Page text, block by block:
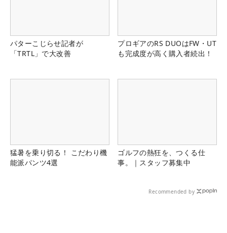
パターこじらせ記者が
「TRTL」で大改善
プロギアのRS DUOはFW・UT
も完成度が高く購入者続出！
猛暑を乗り切る！ こだわり機
能派パンツ4選
ゴルフの熱狂を、つくる仕
事。｜スタッフ募集中
Recommended by